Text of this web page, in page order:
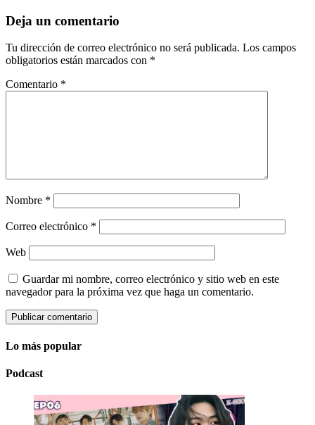
Deja un comentario
Tu dirección de correo electrónico no será publicada. Los campos
obligatorios están marcados con *
Comentario *
Nombre *
Correo electrónico *
Web
Guardar mi nombre, correo electrónico y sitio web en este
navegador para la próxima vez que haga un comentario.
Lo más popular
Podcast